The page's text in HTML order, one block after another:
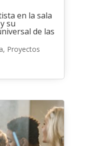
en la sala
su
de las
, Proyectos